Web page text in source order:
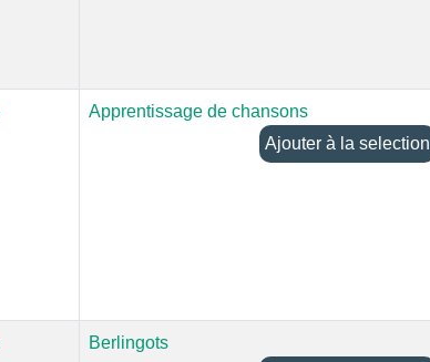
Apprentissage de chansons
Ajouter à la selection
Berlingots